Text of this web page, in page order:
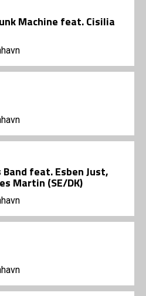
Machine feat. Cisilia
feat. Esben Just,
Martin (SE/DK)